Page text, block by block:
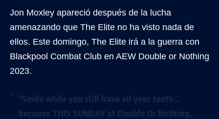
Jon Moxley apareció después de la lucha
amenazando que The Elite no ha visto nada de
ellos. Este domingo, The Elite irá a la guerra con
Blackpool Combat Club en AEW Double or Nothing
2023.
"Smile while you still have all your teeth…
because THIS SUNDAY at Double Or Nothing,